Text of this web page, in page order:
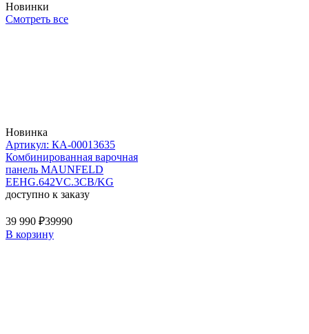
Новинки
Смотреть все
Новинка
Артикул: КА-00013635
Комбинированная варочная
панель MAUNFELD
EEHG.642VC.3CB/KG
доступно к заказу
39 990 ₽39990
В корзину